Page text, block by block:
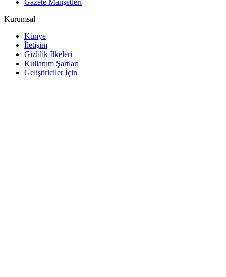
Kurumsal
Künye
İletişim
Gizlilik İlkeleri
Kullanım Şartları
Geliştiriciler İçin